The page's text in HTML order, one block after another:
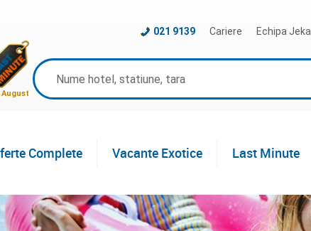
Cariere Echipa Jeka
021 9139
August
Complete Vacante Exotice Last Minute